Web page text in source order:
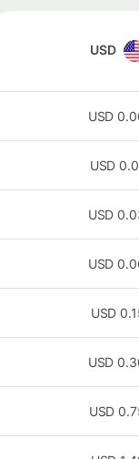
USD
USD
USD
USD
USD
USD
USD
USD